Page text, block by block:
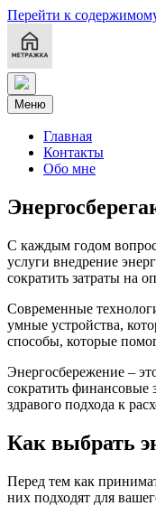
Перейти к
Меню
Главная
Контакты
Обо мне
С каждым годом
услуги внедрение
сократить затраты на
Современные
умные устройства,
способы, которые
Энергосбережение –
сократить финансовые
здравого подхода к
Как выбрать
Перед тем как
них подходят для